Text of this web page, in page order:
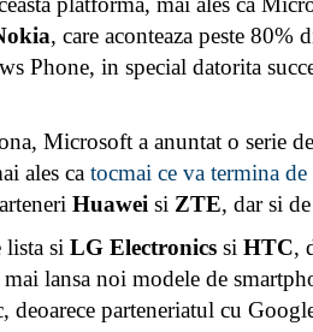
, care aconteaza peste 80%
Phone, in special datorita
Microsoft a anuntat o serie
ales ca tocmai ce va termina
Huawei si ZTE, dar si
lista si LG Electronics si HTC,
lansa noi modele de
deoarece parteneriatul cu